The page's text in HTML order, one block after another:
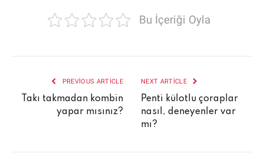
Bu İçeriği Oyla
PREVIOUS ARTICLE
Takı takmadan kombin
yapar mısınız?
NEXT ARTICLE
Penti külotlu çoraplar
nasıl, deneyenler var
mı?